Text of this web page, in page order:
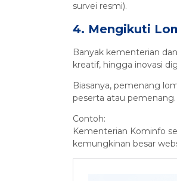
survei resmi).
4. Mengikuti
Banyak kementerian
kreatif, hingga inovasi
Biasanya, pemenang
peserta atau pemenang.
Contoh:
Kementerian Kominfo
kemungkinan besar